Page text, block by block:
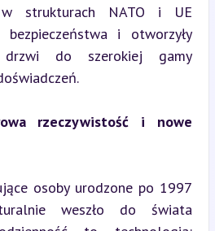
w strukturach NATO i UE
bezpieczeństwa i otworzyły
drzwi do szerokiej gamy
rzeczywistość i nowe
osoby urodzone po 1997
weszło do świata